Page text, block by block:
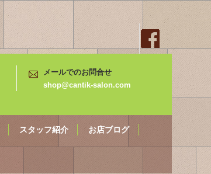
メールでのお問合せ
shop@cantik-salon.com
スタッフ紹介 お店ブログ